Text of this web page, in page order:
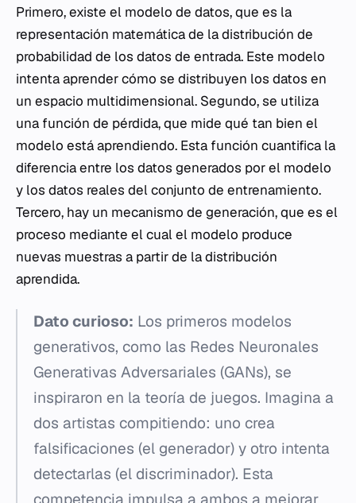
Primero, existe el modelo de datos, que es la
representación matemática de la distribución de
probabilidad de los datos de entrada. Este modelo
intenta aprender cómo se distribuyen los datos en
un espacio multidimensional. Segundo, se utiliza
una función de pérdida, que mide qué tan bien el
modelo está aprendiendo. Esta función cuantifica la
diferencia entre los datos generados por el modelo
y los datos reales del conjunto de entrenamiento.
Tercero, hay un mecanismo de generación, que es el
proceso mediante el cual el modelo produce
nuevas muestras a partir de la distribución
aprendida.
Dato curioso: Los primeros modelos
generativos, como las Redes Neuronales
Generativas Adversariales (GANs), se
inspiraron en la teoría de juegos. Imagina a
dos artistas compitiendo: uno crea
falsificaciones (el generador) y otro intenta
detectarlas (el discriminador). Esta